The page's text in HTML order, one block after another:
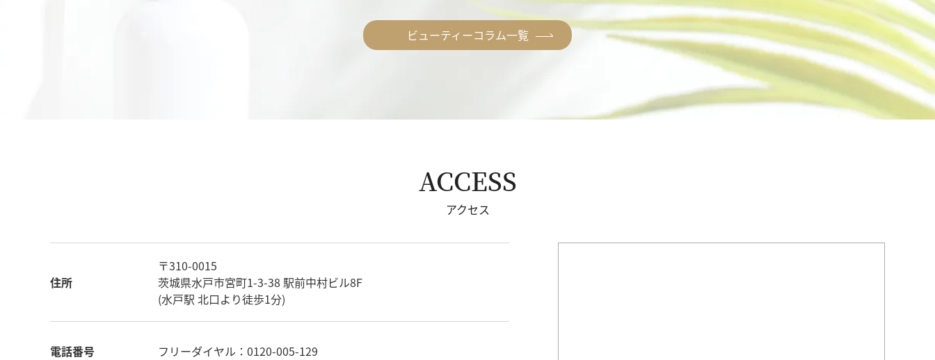
ビューティーコラム一覧
ACCESS
アクセス
住所
〒310-0015
茨城県水戸市宮町1-3-38 駅前中村ビル8F
(水戸駅 北口より徒歩1分)
電話番号 フリーダイヤル：0120-005-129